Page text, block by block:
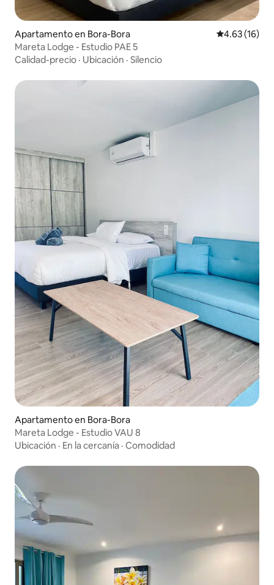
Apartamento en Bora-Bora Calificación
4.63 (16)
Mareta Lodge - Estudio PAE 5
Calidad-precio · Ubicación · Silencio
Apartamento en Bora-Bora
Mareta Lodge - Estudio VAU 8
Ubicación · En la cercanía · Comodidad